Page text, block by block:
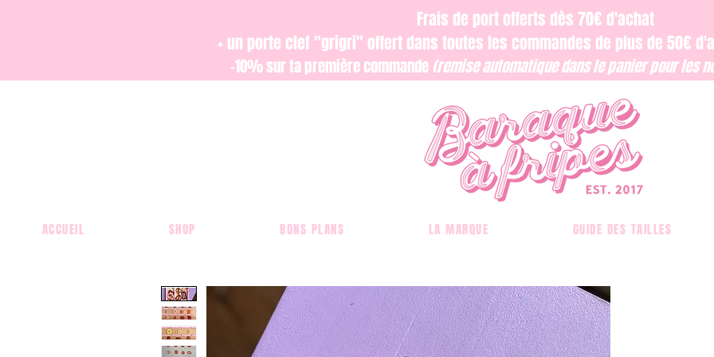
Frais de port offerts dès 70€ d'achat
+ un porte clef "grigri" offert dans toutes les commandes de plus de 50€
-10% sur ta première commande(remise automatique dans le panier pour les
ACCUEIL SHOP BONS PLANS LA MARQUE GUIDE DES TAILLES